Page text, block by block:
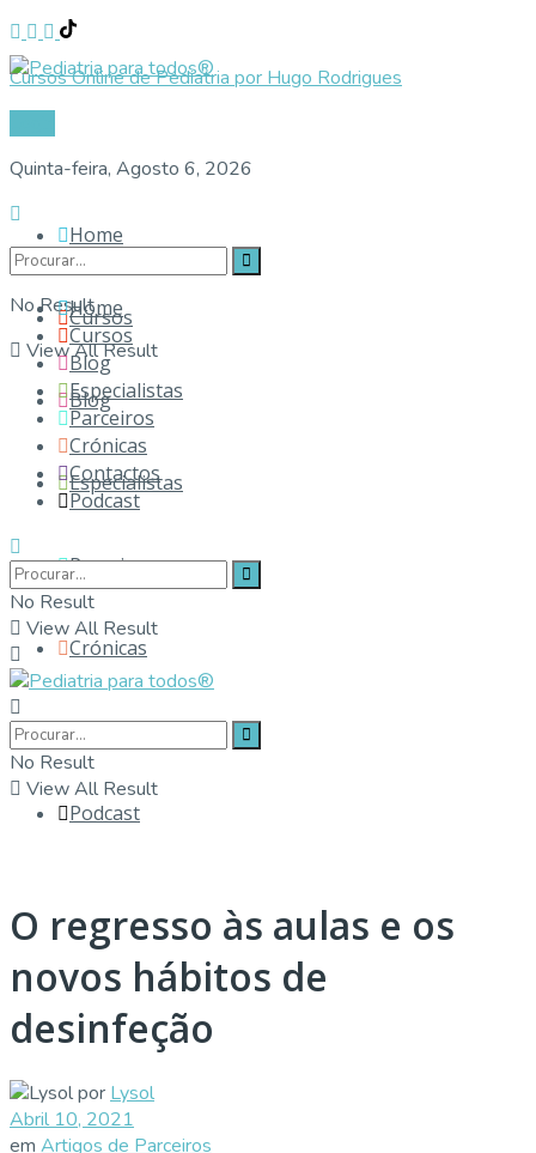
Cursos Online de Pediatria por Hugo Rodrigues
Quinta-feira, Agosto 6, 2026
No Result
View All Result
Home
Cursos
Blog
Especialistas
Parceiros
Crónicas
Contactos
Podcast
Home
Cursos
Blog
Especialistas
Parceiros
Crónicas
Contactos
Podcast
No Result
View All Result
No Result
View All Result
O regresso às aulas e os
novos hábitos de
desinfeção
por Lysol
Abril 10, 2021
em Artigos de Parceiros